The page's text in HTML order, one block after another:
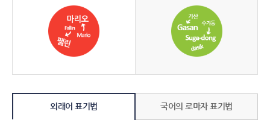
외래어 표기법 국어의 로마자 표기법